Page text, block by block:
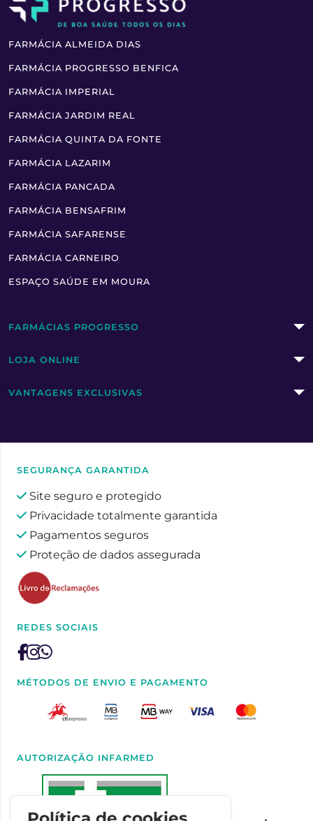
FARMÁCIA ALMEIDA DIAS
FARMÁCIA PROGRESSO BENFICA
FARMÁCIA IMPERIAL
FARMÁCIA JARDIM REAL
FARMÁCIA QUINTA DA FONTE
FARMÁCIA LAZARIM
FARMÁCIA PANCADA
FARMÁCIA BENSAFRIM
FARMÁCIA SAFARENSE
FARMÁCIA CARNEIRO
ESPAÇO SAÚDE EM MOURA
FARMÁCIAS PROGRESSO
LOJA ONLINE
VANTAGENS EXCLUSIVAS
SEGURANÇA GARANTIDA
Site seguro e protegido
Privacidade totalmente garantida
Pagamentos seguros
Proteção de dados assegurada
REDES SOCIAIS
MÉTODOS DE ENVIO E PAGAMENTO
AUTORIZAÇÃO INFARMED